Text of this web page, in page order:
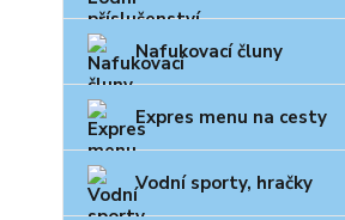
Nafukovací čluny
Expres menu na cesty
Vodní sporty, hračky